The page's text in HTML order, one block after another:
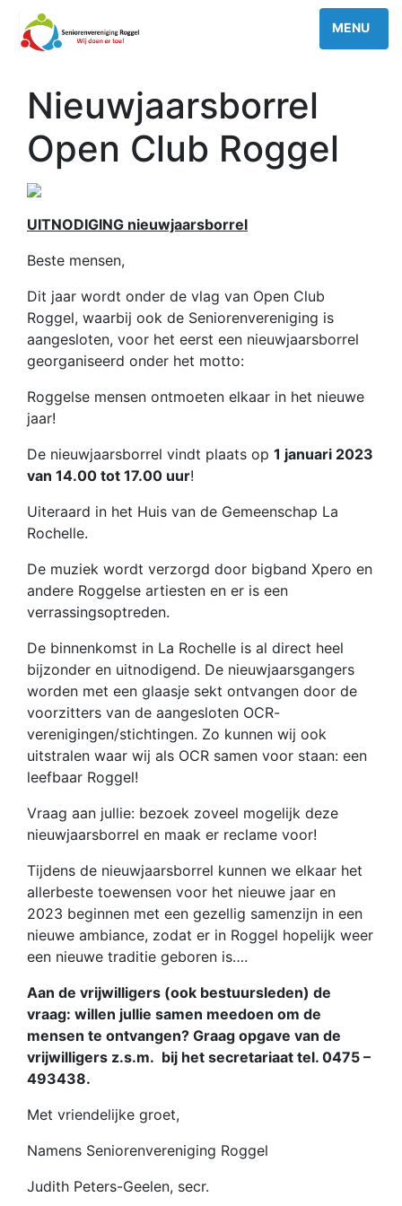
Nieuwjaarsborrel
Open Club Roggel
UITNODIGING nieuwjaarsborrel
Beste mensen,
Dit jaar wordt onder de vlag van Open Club
Roggel, waarbij ook de Seniorenvereniging is
aangesloten, voor het eerst een nieuwjaarsborrel
georganiseerd onder het motto:
Roggelse mensen ontmoeten elkaar in het nieuwe
jaar!
De nieuwjaarsborrel vindt plaats op 1 januari 2023
van 14.00 tot 17.00 uur!
Uiteraard in het Huis van de Gemeenschap La
Rochelle.
De muziek wordt verzorgd door bigband Xpero en
andere Roggelse artiesten en er is een
verrassingsoptreden.
De binnenkomst in La Rochelle is al direct heel
bijzonder en uitnodigend. De nieuwjaarsgangers
worden met een glaasje sekt ontvangen door de
voorzitters van de aangesloten OCR-
verenigingen/stichtingen. Zo kunnen wij ook
uitstralen waar wij als OCR samen voor staan: een
leefbaar Roggel!
Vraag aan jullie: bezoek zoveel mogelijk deze
nieuwjaarsborrel en maak er reclame voor!
Tijdens de nieuwjaarsborrel kunnen we elkaar het
allerbeste toewensen voor het nieuwe jaar en
2023 beginnen met een gezellig samenzijn in een
nieuwe ambiance, zodat er in Roggel hopelijk weer
een nieuwe traditie geboren is….
Aan de vrijwilligers (ook bestuursleden) de
vraag: willen jullie samen meedoen om de
mensen te ontvangen? Graag opgave van de
vrijwilligers z.s.m. bij het secretariaat tel. 0475 –
493438.
Met vriendelijke groet,
Namens Seniorenvereniging Roggel
Judith Peters-Geelen, secr.